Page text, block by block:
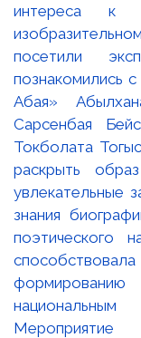
интереса к
посетили
познакомились
Абая»
Сарсенбая
Токболата
раскрыть
увлекательные
знания
поэтического
Мероприятие